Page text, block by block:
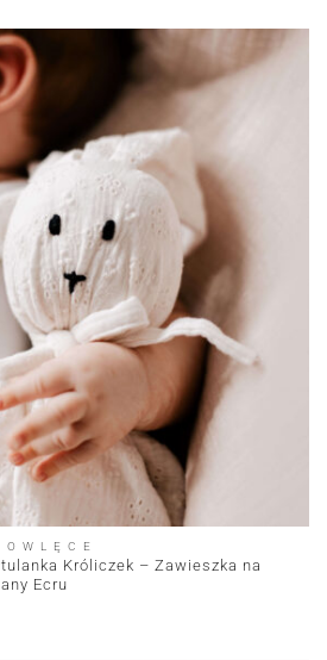
Króliczek – Zawieszka na
Ecru